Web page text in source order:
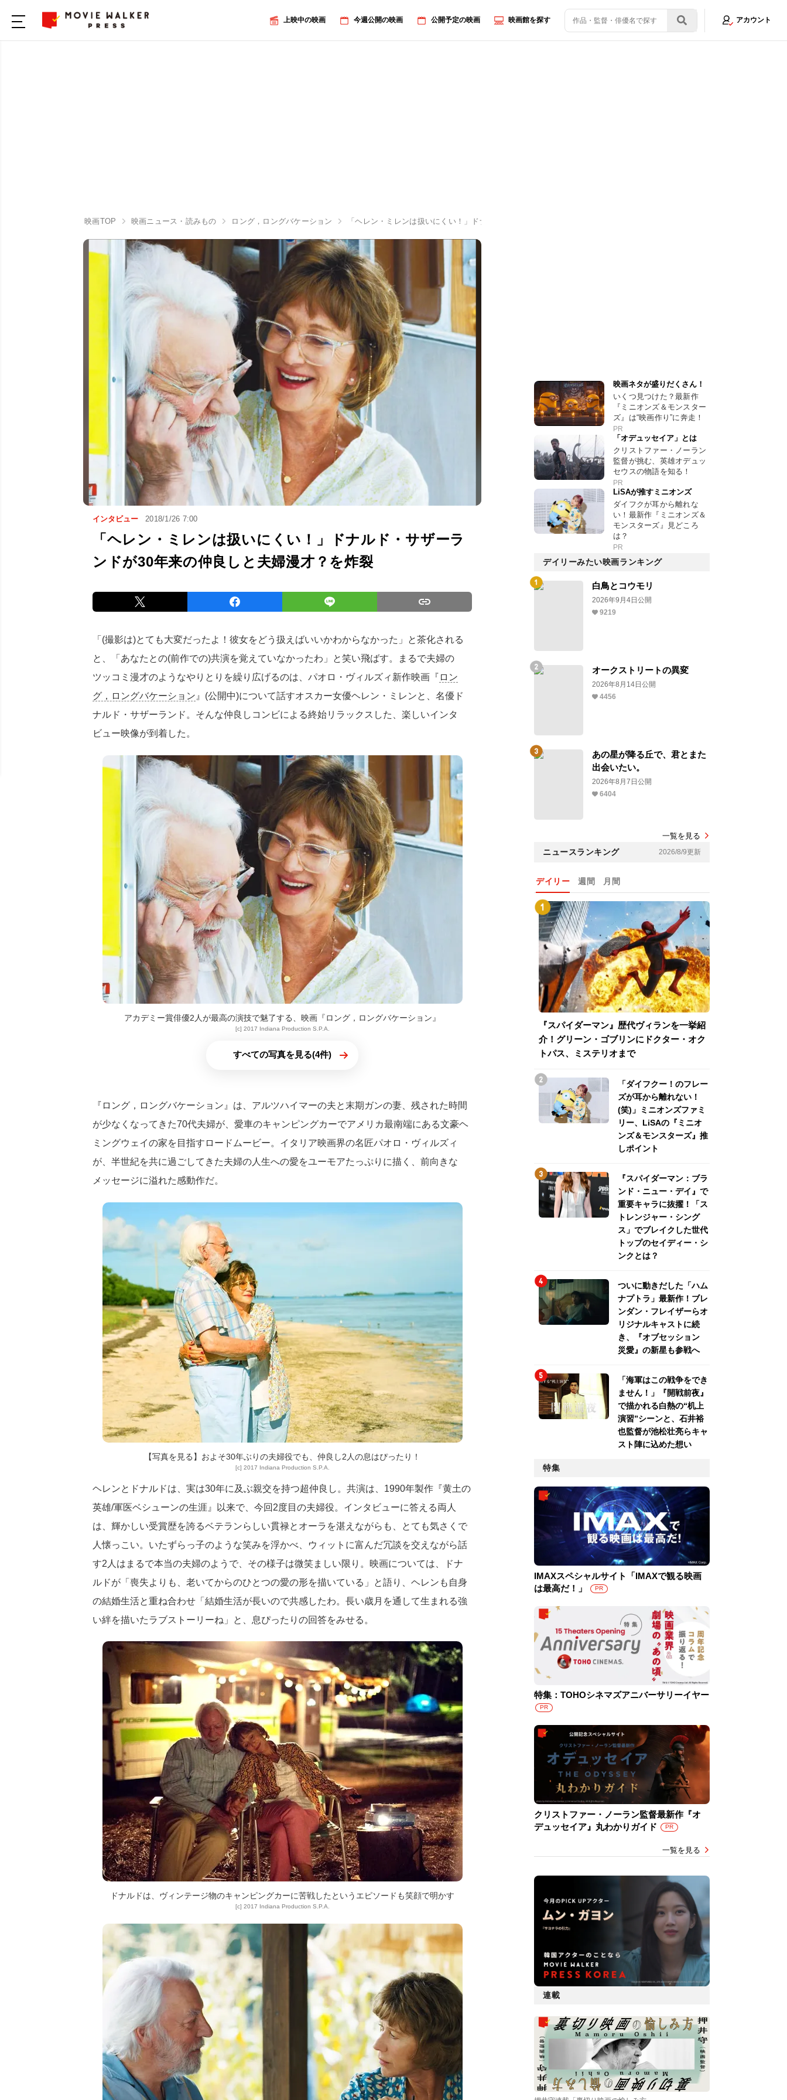
上映中の映画 今週公開の映画 公開予定の映画 映画館を探す アカウント
映画TOP 映画ニュース・読みもの ロング，ロングバケーション 「ヘレン・ミレンは扱いにくい！」ドナルド・サザーランドが30年来の仲良しと夫婦漫才？を炸裂
インタビュー 2018/1/26 7:00
「ヘレン・ミレンは扱いにくい！」ドナルド・サザーラ
ンドが30年来の仲良しと夫婦漫才？を炸裂
「(撮影は)とても大変だったよ！彼女をどう扱えばいいかわからなかった」と茶化される
と、「あなたとの(前作での)共演を覚えていなかったわ」と笑い飛ばす。まるで夫婦の
ツッコミ漫才のようなやりとりを繰り広げるのは、パオロ・ヴィルズィ新作映画『 ロン
グ，ロングバケーション 』(公開中)について話すオスカー女優ヘレン・ミレンと、名優ド
ナルド・サザーランド。そんな仲良しコンビによる終始リラックスした、楽しいインタ
ビュー映像が到着した。
アカデミー賞俳優2人が最高の演技で魅了する、映画『ロング，ロングバケーション』
[c] 2017 Indiana Production S.P.A.
すべての写真を見る(4件)
『ロング，ロングバケーション』は、アルツハイマーの夫と末期ガンの妻、残された時間
が少なくなってきた70代夫婦が、愛車のキャンピングカーでアメリカ最南端にある文豪ヘ
ミングウェイの家を目指すロードムービー。イタリア映画界の名匠パオロ・ヴィルズィ
が、半世紀を共に過ごしてきた夫婦の人生への愛をユーモアたっぷりに描く、前向きな
メッセージに溢れた感動作だ。
【写真を見る】およそ30年ぶりの夫婦役でも、仲良し2人の息はぴったり！
[c] 2017 Indiana Production S.P.A.
ヘレンとドナルドは、実は30年に及ぶ親交を持つ超仲良し。共演は、1990年製作『黄土の
英雄/軍医ベシューンの生涯』以来で、今回2度目の夫婦役。インタビューに答える両人
は、輝かしい受賞歴を誇るベテランらしい貫禄とオーラを湛えながらも、とても気さくで
人懐っこい。いたずらっ子のような笑みを浮かべ、ウィットに富んだ冗談を交えながら話
す2人はまるで本当の夫婦のようで、その様子は微笑ましい限り。映画については、ドナ
ルドが「喪失よりも、老いてからのひとつの愛の形を描いている」と語り、ヘレンも自身
の結婚生活と重ね合わせ「結婚生活が長いので共感したわ。長い歳月を通して生まれる強
い絆を描いたラブストーリーね」と、息ぴったりの回答をみせる。
ドナルドは、ヴィンテージ物のキャンピングカーに苦戦したというエピソードも笑顔で明かす
[c] 2017 Indiana Production S.P.A.
映画ネタが盛りだくさん！
いくつ見つけた？最新作
『ミニオンズ＆モンスター
ズ』は“映画作り”に奔走！
PR
「オデュッセイア」とは
クリストファー・ノーラン
監督が挑む、英雄オデュッ
セウスの物語を知る！
PR
LiSAが推すミニオンズ
ダイフクが耳から離れな
い！最新作『ミニオンズ＆
モンスターズ』見どころ
は？
PR
デイリーみたい映画ランキング
白鳥とコウモリ
2026年9月4日公開
9219
オークストリートの異変
2026年8月14日公開
4456
あの星が降る丘で、君とまた
出会いたい。
2026年8月7日公開
6404
一覧を見る
ニュースランキング 2026/8/9更新
デイリー 週間 月間
『スパイダーマン』歴代ヴィランを一挙紹
介！グリーン・ゴブリンにドクター・オク
トパス、ミステリオまで
「ダイフクー！のフレー
ズが耳から離れない！
(笑)」ミニオンズファミ
リー、LiSAの『ミニオ
ンズ＆モンスターズ』推
しポイント
『スパイダーマン：ブラ
ンド・ニュー・デイ』で
重要キャラに抜擢！「ス
トレンジャー・シング
ス」でブレイクした世代
トップのセイディー・シ
ンクとは？
ついに動きだした「ハム
ナプトラ」最新作！ブレ
ンダン・フレイザーらオ
リジナルキャストに続
き、『オブセッション
災愛』の新星も参戦へ
「海軍はこの戦争をでき
ません！」『開戦前夜』
で描かれる白熱の“机上
演習”シーンと、石井裕
也監督が池松壮亮らキャ
スト陣に込めた想い
特集
IMAXスペシャルサイト「IMAXで観る映画
は最高だ！」
PR
特集：TOHOシネマズアニバーサリーイヤー
PR
クリストファー・ノーラン監督最新作『オ
デュッセイア』丸わかりガイド
PR
一覧を見る
連載